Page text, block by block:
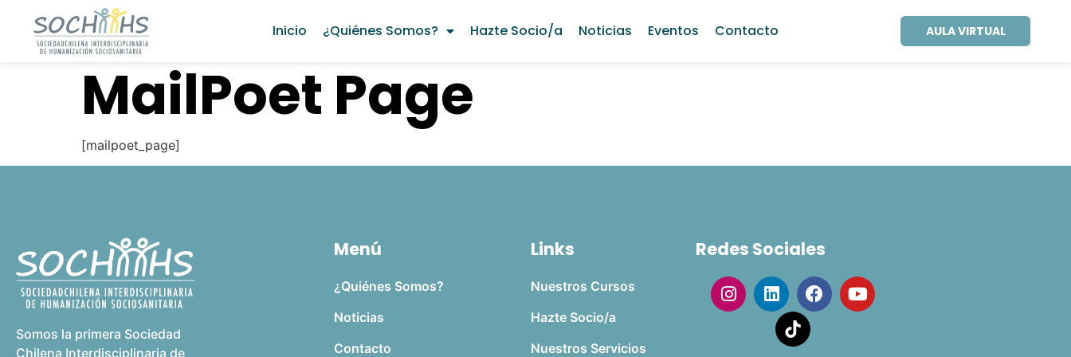
Inicio ¿Quiénes Somos? Hazte Socio/a Noticias Eventos Contacto AULA VIRTUAL
MailPoet Page
[mailpoet_page]
Somos la primera Sociedad
Chilena Interdisciplinaria de
Menú
¿Quiénes Somos?
Noticias
Contacto
Links
Nuestros Cursos
Hazte Socio/a
Nuestros Servicios
Redes Sociales